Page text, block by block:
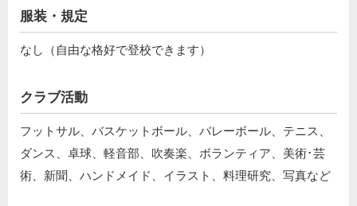
服装・規定
なし（自由な格好で登校できます）
クラブ活動
フットサル、バスケットボール、バレーボール、テニス、
ダンス、卓球、軽音部、吹奏楽、ボランティア、美術･芸
術、新聞、ハンドメイド、イラスト、料理研究、写真など